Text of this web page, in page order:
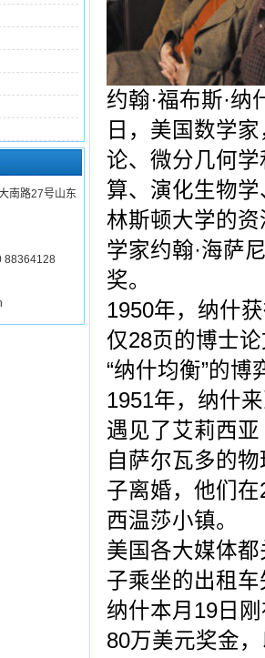
南路27号山东
88364128
约翰·福布斯·
日，美国数学
论、微分几何
算、演化生物
林斯顿大学的
学家约翰·海萨
奖。
1950年，纳什
仅28页的博士
“纳什均衡”的博
1951年，纳什
遇见了艾莉西
自萨尔瓦多的
子离婚，他们
西温莎小镇。
美国各大媒体
子乘坐的出租
纳什本月19日
80万美元奖金